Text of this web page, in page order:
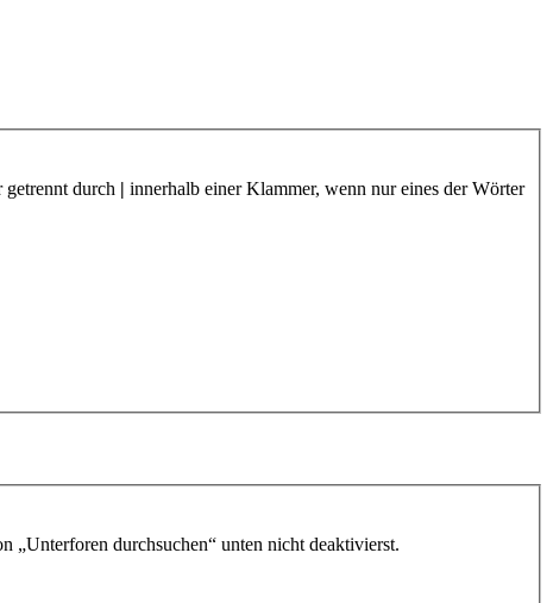
durch | innerhalb einer Klammer, wenn nur eines der Wörter
„Unterforen durchsuchen“ unten nicht deaktivierst.